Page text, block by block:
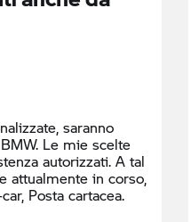
saranno
Le mie scelte
autorizzati. A tal
in corso,
Posta cartacea.